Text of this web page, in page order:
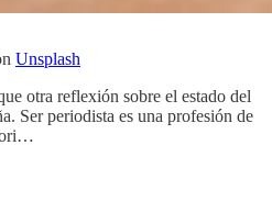
Unsplash
otra reflexión sobre el estado del
Ser periodista es una profesión de